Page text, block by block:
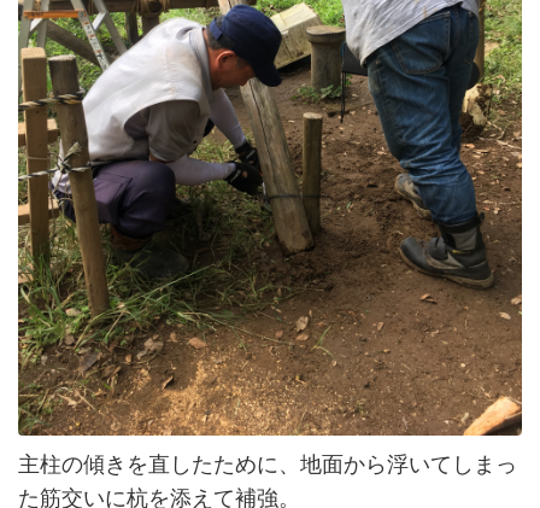
主柱の傾きを直したために、地面から浮いてしまっ
た筋交いに杭を添えて補強。